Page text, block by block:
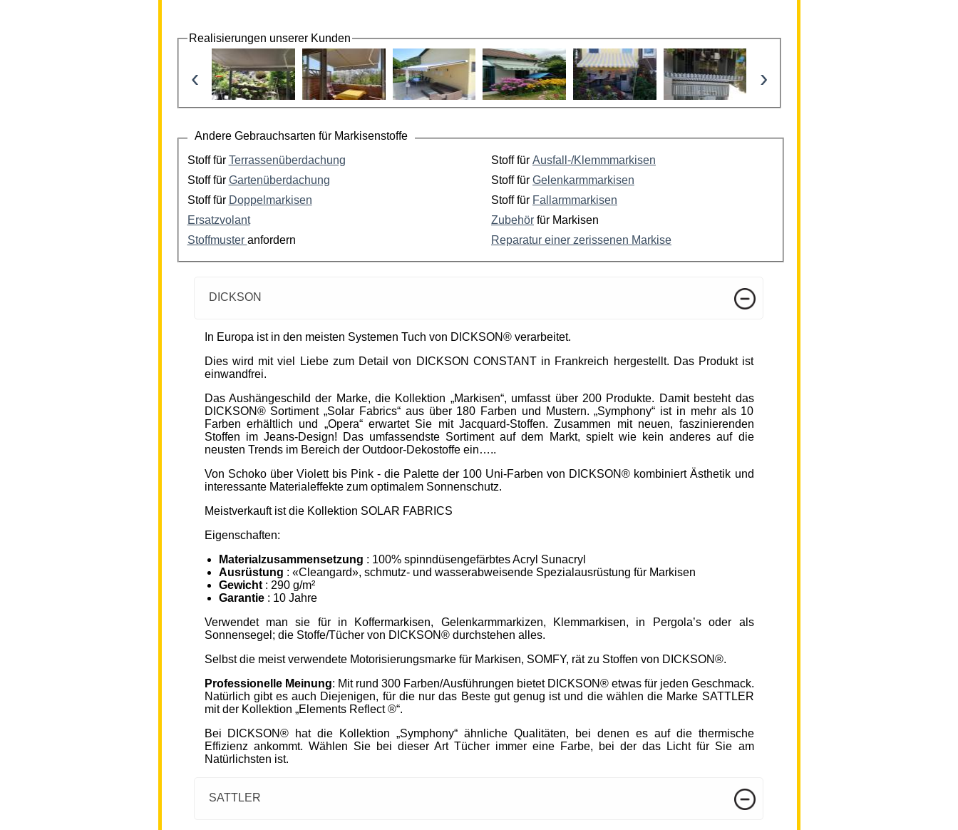
Realisierungen unserer Kunden
‹ ›
Andere Gebrauchsarten für Markisenstoffe
Stoff für Terrassenüberdachung Stoff für Ausfall-/Klemmmarkisen
Stoff für Gartenüberdachung Stoff für Gelenkarmmarkisen
Stoff für Doppelmarkisen Stoff für Fallarmmarkisen
Ersatzvolant
Zubehör für Markisen
Stoffmuster anfordern Reparatur einer zerissenen Markise
DICKSON
In Europa ist in den meisten Systemen Tuch von DICKSON® verarbeitet.
Dies wird mit viel Liebe zum Detail von DICKSON CONSTANT in Frankreich hergestellt. Das Produkt ist
einwandfrei.
Das Aushängeschild der Marke, die Kollektion „Markisen“, umfasst über 200 Produkte. Damit besteht das
DICKSON® Sortiment „Solar Fabrics“ aus über 180 Farben und Mustern. „Symphony“ ist in mehr als 10
Farben erhältlich und „Opera“ erwartet Sie mit Jacquard-Stoffen. Zusammen mit neuen, faszinierenden
Stoffen im Jeans-Design! Das umfassendste Sortiment auf dem Markt, spielt wie kein anderes auf die
neusten Trends im Bereich der Outdoor-Dekostoffe ein…..
Von Schoko über Violett bis Pink - die Palette der 100 Uni-Farben von DICKSON® kombiniert Ästhetik und
interessante Materialeffekte zum optimalem Sonnenschutz.
Meistverkauft ist die Kollektion SOLAR FABRICS
Eigenschaften:
Materialzusammensetzung : 100% spinndüsengefärbtes Acryl Sunacryl
Ausrüstung : «Cleangard», schmutz- und wasserabweisende Spezialausrüstung für Markisen
Gewicht: 290 g/m²
Garantie: 10 Jahre
Verwendet man sie für in Koffermarkisen, Gelenkarmmarkizen, Klemmarkisen, in Pergola’s oder als
Sonnensegel; die Stoffe/Tücher von DICKSON® durchstehen alles.
Selbst die meist verwendete Motorisierungsmarke für Markisen, SOMFY, rät zu Stoffen von DICKSON®.
Professionelle Meinung: Mit rund 300 Farben/Ausführungen bietet DICKSON® etwas für jeden Geschmack.
Natürlich gibt es auch Diejenigen, für die nur das Beste gut genug ist und die wählen die Marke SATTLER
mit der Kollektion „Elements Reflect ®“.
Bei DICKSON® hat die Kollektion „Symphony“ ähnliche Qualitäten, bei denen es auf die thermische
Effizienz ankommt. Wählen Sie bei dieser Art Tücher immer eine Farbe, bei der das Licht für Sie am
Natürlichsten ist.
SATTLER